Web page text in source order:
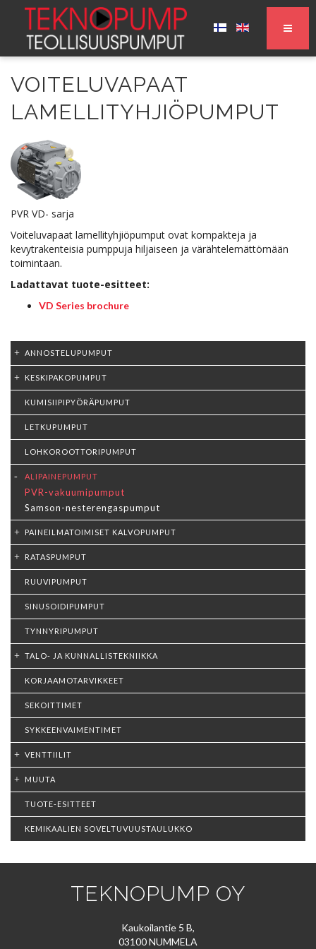
VOITELUVAPAAT
LAMELLITYHJIÖPUMPUT
PVR VD- sarja
Voiteluvapaat lamellityhjiöpumput ovat kompakteja ja
kevytrakenteisia pumppuja hiljaiseen ja värähtelemättömään
toimintaan.
Ladattavat tuote-esitteet:
VD Series brochure
ANNOSTELUPUMPUT
KESKIPAKOPUMPUT
KUMISIIPIPYÖRÄPUMPUT
LETKUPUMPUT
LOHKOROOTTORIPUMPUT
ALIPAINEPUMPUT
PVR-vakuumipumput
Samson-nesterengaspumput
PAINEILMATOIMISET KALVOPUMPUT
RATASPUMPUT
RUUVIPUMPUT
SINUSOIDIPUMPUT
TYNNYRIPUMPUT
TALO- JA KUNNALLISTEKNIIKKA
KORJAAMOTARVIKKEET
SEKOITTIMET
SYKKEENVAIMENTIMET
VENTTIILIT
MUUTA
TUOTE-ESITTEET
KEMIKAALIEN SOVELTUVUUSTAULUKKO
TEKNOPUMP OY
Kaukoilantie 5 B,
03100 NUMMELA